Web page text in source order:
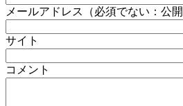
メールアドレス（必須でない：公開
サイト
コメント